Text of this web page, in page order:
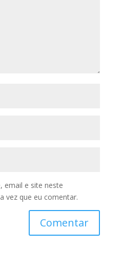
email e site neste
vez que eu comentar.